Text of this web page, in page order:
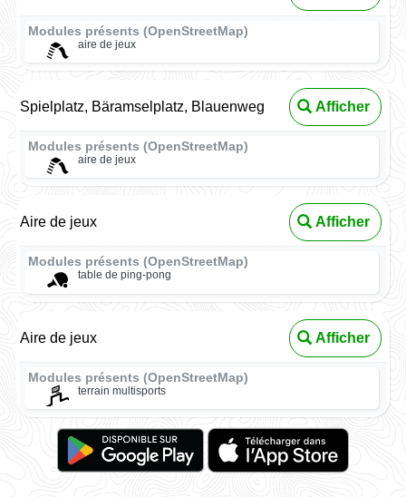
Modules présents (OpenStreetMap)
aire de jeux
Spielplatz, Bäramselplatz, Blauenweg Afficher
Modules présents (OpenStreetMap)
aire de jeux
Aire de jeux Afficher
Modules présents (OpenStreetMap)
table de ping-pong
Aire de jeux Afficher
Modules présents (OpenStreetMap)
terrain multisports